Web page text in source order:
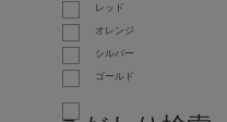
レッド
オレンジ
シルバー
ゴールド